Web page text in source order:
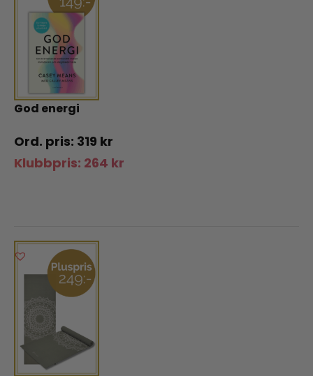
God energi
319 kr
Klubbpris: 264 kr